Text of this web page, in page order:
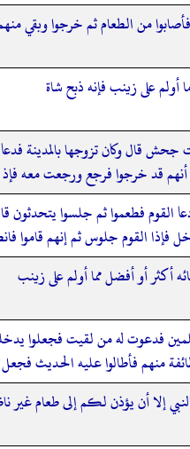
فأصابوا من الطعام ثم خرجوا
أولم على زينب فإنه ذبح شاة
قال وكان تزوجها بالمدينة
قد خرجوا فرجع ورجعت معه فإذ
فطعموا ثم جلسوا يتحدثون
فإذا القوم جلوس ثم إنهم قاموا
أكثر أو أفضل مما أولم على زينب
فدعوت له من لقيت فجعلوا
منهم فأطالوا عليه الحديث
النبي إلا أن يؤذن لكم إلى طعام